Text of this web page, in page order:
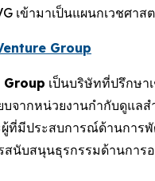
เข้ามาเป็นแผนกเวชศา
Group
Group เป็นบริษัทที่ปรึกษ
บจากหน่วยงานกำกับดูแ
ที่มีประสบการณ์ด้านการ
สนับสนุนธุรกรรมด้านกา